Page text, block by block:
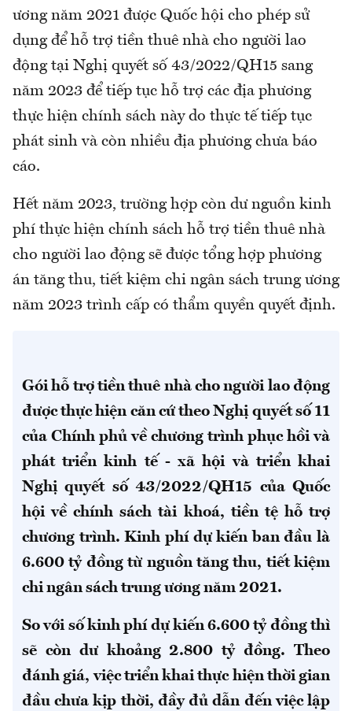
ương năm 2021 được Quốc hội cho phép sử
dụng để hỗ trợ tiền thuê nhà cho người lao
động tại Nghị quyết số 43/2022/QH15 sang
năm 2023 để tiếp tục hỗ trợ các địa phương
thực hiện chính sách này do thực tế tiếp tục
phát sinh và còn nhiều địa phương chưa báo
cáo.
Hết năm 2023, trường hợp còn dư nguồn kinh
phí thực hiện chính sách hỗ trợ tiền thuê nhà
cho người lao động sẽ được tổng hợp phương
án tăng thu, tiết kiệm chi ngân sách trung ương
năm 2023 trình cấp có thẩm quyền quyết định.
Gói hỗ trợ tiền thuê nhà cho người lao động
được thực hiện căn cứ theo Nghị quyết số 11
của Chính phủ về chương trình phục hồi và
phát triển kinh tế - xã hội và triển khai
Nghị quyết số 43/2022/QH15 của Quốc
hội về chính sách tài khoá, tiền tệ hỗ trợ
chương trình. Kinh phí dự kiến ban đầu là
6.600 tỷ đồng từ nguồn tăng thu, tiết kiệm
chi ngân sách trung ương năm 2021.
So với số kinh phí dự kiến 6.600 tỷ đồng thì
sẽ còn dư khoảng 2.800 tỷ đồng. Theo
đánh giá, việc triển khai thực hiện thời gian
đầu chưa kịp thời, đầy đủ dẫn đến việc lập